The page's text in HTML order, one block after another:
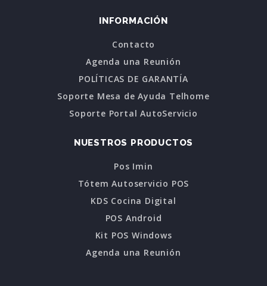
INFORMACIÓN
Contacto
Agenda una Reunión
POLÍTICAS DE GARANTÍA
Soporte Mesa de Ayuda Telhome
Soporte Portal AutoServicio
NUESTROS PRODUCTOS
Pos Imin
Tótem Autoservicio POS
KDS Cocina Digital
POS Android
Kit POS Windows
Agenda una Reunión